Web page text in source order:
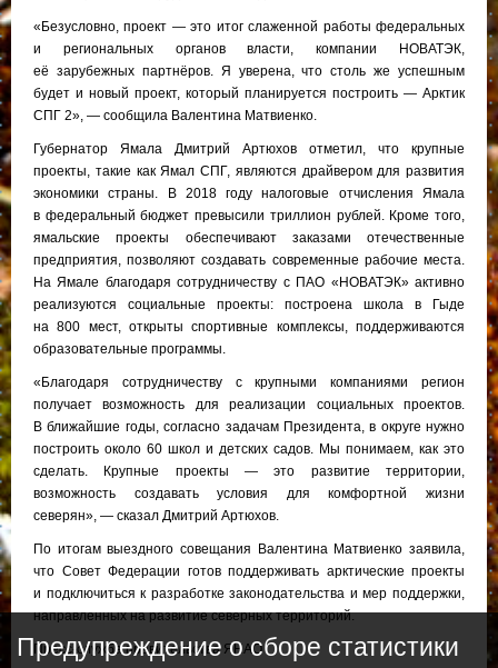
«Безусловно, проект — это итог слаженной работы федеральных
и региональных органов власти, компании НОВАТЭК,
её зарубежных партнёров. Я уверена, что столь же успешным
будет и новый проект, который планируется построить — Арктик
СПГ 2», — сообщила Валентина Матвиенко.
Губернатор Ямала Дмитрий Артюхов отметил, что крупные
проекты, такие как Ямал СПГ, являются драйвером для развития
экономики страны. В 2018 году налоговые отчисления Ямала
в федеральный бюджет превысили триллион рублей. Кроме того,
ямальские проекты обеспечивают заказами отечественные
предприятия, позволяют создавать современные рабочие места.
На Ямале благодаря сотрудничеству с ПАО «НОВАТЭК» активно
реализуются социальные проекты: построена школа в Гыде
на 800 мест, открыты спортивные комплексы, поддерживаются
образовательные программы.
«Благодаря сотрудничеству с крупными компаниями регион
получает возможность для реализации социальных проектов.
В ближайшие годы, согласно задачам Президента, в округе нужно
построить около 60 школ и детских садов. Мы понимаем, как это
сделать. Крупные проекты — это развитие территории,
возможность создавать условия для комфортной жизни
северян», — сказал Дмитрий Артюхов.
По итогам выездного совещания Валентина Матвиенко заявила,
что Совет Федерации готов поддерживать арктические проекты
и подключиться к разработке законодательства и мер поддержки,
направленных на развитие северных территорий.
Пресс-служба правительства ЯНАО
Предупреждение о сборе статистики